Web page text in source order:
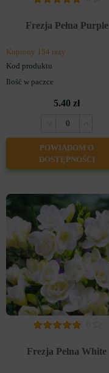
Frezja Pełna Purple
Kupiony 154 razy
Kod produktu
Ilość w paczce
5.40 zł
POWIADOM O
DOSTĘPNOŚCI
Frezja Pełna White